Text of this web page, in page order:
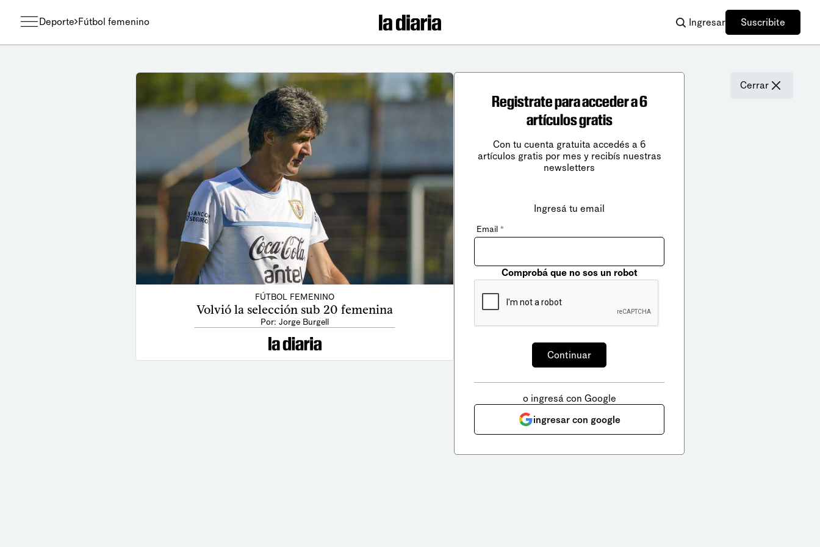
Deporte Fútbol femenino Ingresar Suscribite
FÚTBOL FEMENINO
Volvió la selección sub 20 femenina
Por: Jorge Burgell
Cerrar
Registrate para acceder a 6
artículos gratis
Con tu cuenta gratuita accedés a 6
artículos gratis por mes y recibís nuestras
newsletters
Ingresá tu email
Email *
Comprobá que no sos un robot
o ingresá con Google
ingresar con google